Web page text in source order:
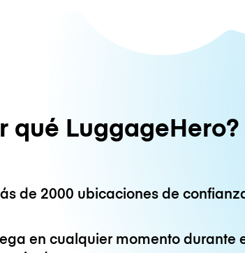
qué LuggageHero?
de 2000 ubicaciones de
en cualquier momento durante